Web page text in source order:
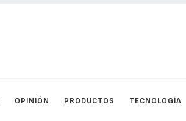
OPINIÓN PRODUCTOS TECNOLOGÍA